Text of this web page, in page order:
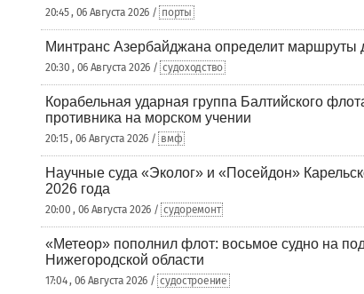
20:45 , 06 Августа 2026 / порты
Минтранс Азербайджана определит маршруты
20:30 , 06 Августа 2026 / судоходство
Корабельная ударная группа Балтийского
противника на морском учении
20:15 , 06 Августа 2026 / вмф
Научные суда «Эколог» и «Посейдон»
2026 года
20:00 , 06 Августа 2026 / судоремонт
«Метеор» пополнил флот: восьмое судно на
Нижегородской области
17:04 , 06 Августа 2026 / судостроение